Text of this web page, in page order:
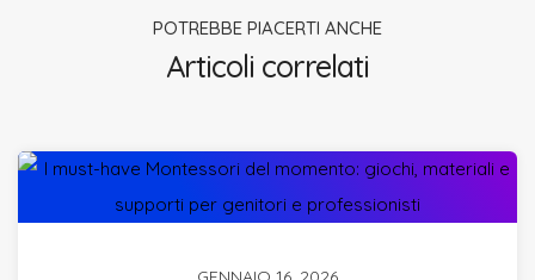
POTREBBE PIACERTI ANCHE
Articoli correlati